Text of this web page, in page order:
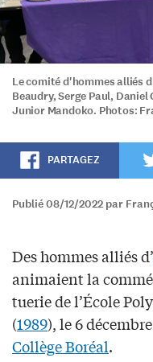
Le comité d'hommes alliés
Beaudry, Serge Paul,
Junior Mandoko. Photos:
PARTAGEZ
Publié 08/12/2022 par
Des hommes alliés d’
animaient la
tuerie de l’École
(1989), le 6
Collège Boréal.